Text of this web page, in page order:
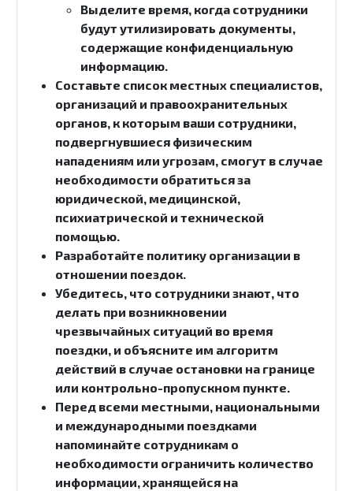
Выделите время, когда сотрудники
будут утилизировать документы,
содержащие конфиденциальную
информацию.
Составьте список местных специалистов,
организаций и правоохранительных
органов, к которым ваши сотрудники,
подвергнувшиеся физическим
нападениям или угрозам, смогут в случае
необходимости обратиться за
юридической, медицинской,
психиатрической и технической
помощью.
Разработайте политику организации в
отношении поездок.
Убедитесь, что сотрудники знают, что
делать при возникновении
чрезвычайных ситуаций во время
поездки, и объясните им алгоритм
действий в случае остановки на границе
или контрольно-пропускном пункте.
Перед всеми местными, национальными
и международными поездками
напоминайте сотрудникам о
необходимости ограничить количество
информации, хранящейся на